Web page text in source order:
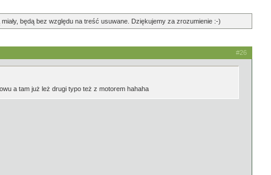
będą bez względu na treść usuwane. Dziękujemy za zrozumienie :-)
#26
a tam już leż drugi typo też z motorem hahaha